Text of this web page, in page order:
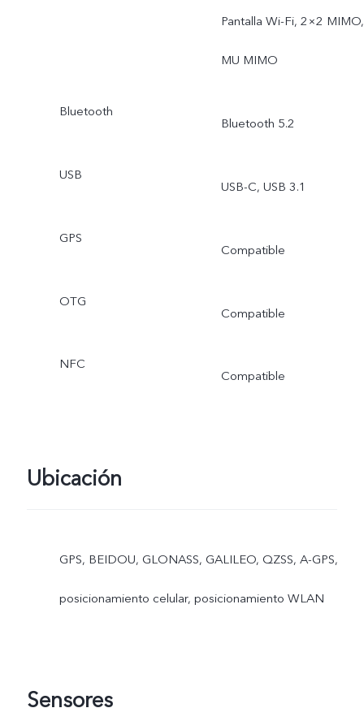
Pantalla Wi-Fi, 2×2 MIMO,
MU MIMO
Bluetooth
Bluetooth 5.2
USB
USB-C, USB 3.1
GPS
Compatible
OTG
Compatible
NFC
Compatible
Ubicación
GPS, BEIDOU, GLONASS, GALILEO, QZSS, A-GPS,
posicionamiento celular, posicionamiento WLAN
Sensores